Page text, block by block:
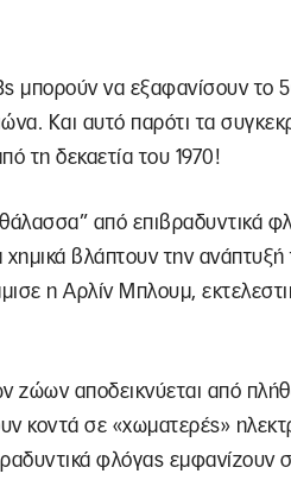
μπορούν να εξαφανίσουν το
Και αυτό παρότι τα
τη δεκαετία του 1970!
από επιβραδυντικά
χημικά βλάπτουν την
η Αρλίν Μπλουμ,
ζώων αποδεικνύεται από
κοντά σε «χωματερές»
φλόγας εμφανίζουν